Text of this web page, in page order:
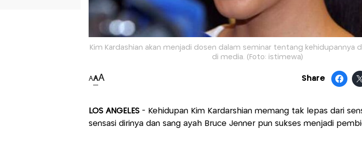
Kim Kardashian akan menjadi dosen dalam seminar tentang kehidupannya
di media. (Foto: istimewa)
AAA Share
LOS ANGELES - Kehidupan Kim Kardarshian memang tak lepas dari
sensasi dirinya dan sang ayah Bruce Jenner pun sukses menjadi